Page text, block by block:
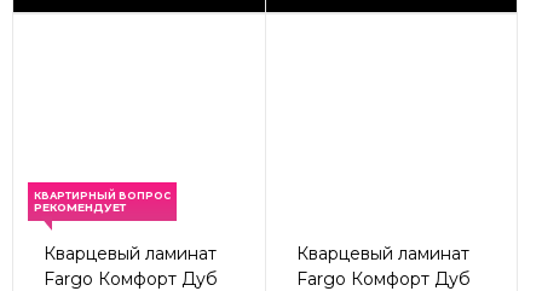
КВАРТИРНЫЙ ВОПРОС
РЕКОМЕНДУЕТ
Кварцевый ламинат
Fargo Комфорт Дуб
Кварцевый ламинат
Fargo Комфорт Дуб